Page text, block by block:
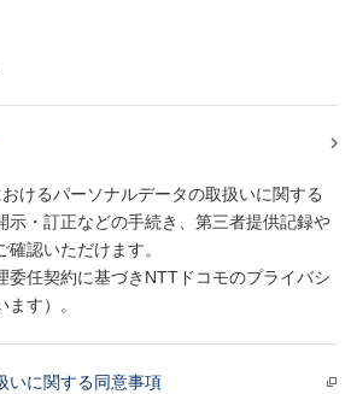

けるパーソナルデータの取扱いに関する
示・訂正などの手続き、第三者提供記録や
認いただけます。
委任契約に基づきNTTドコモのプライバシ
す）。
いに関する同意事項